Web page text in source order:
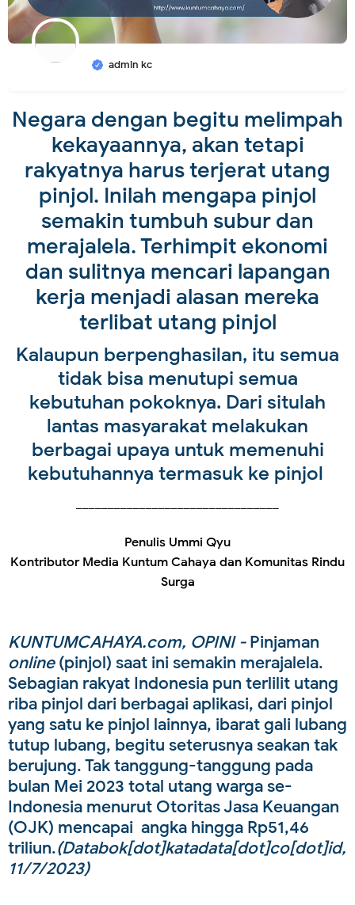
admin kc
Negara dengan begitu melimpah
kekayaannya, akan tetapi
rakyatnya harus terjerat utang
pinjol. Inilah mengapa pinjol
semakin tumbuh subur dan
merajalela. Terhimpit ekonomi
dan sulitnya mencari lapangan
kerja menjadi alasan mereka
terlibat utang pinjol
Kalaupun berpenghasilan, itu semua
tidak bisa menutupi semua
kebutuhan pokoknya. Dari situlah
lantas masyarakat melakukan
berbagai upaya untuk memenuhi
kebutuhannya termasuk ke pinjol
Penulis Ummi Qyu
Kontributor Media Kuntum Cahaya dan Komunitas Rindu
Surga
KUNTUMCAHAYA.com, OPINI -Pinjaman
online(pinjol) saat ini semakin merajalela.
Sebagian rakyat Indonesia pun terlilit utang
riba pinjol dari berbagai aplikasi, dari pinjol
yang satu ke pinjol lainnya, ibarat gali lubang
tutup lubang, begitu seterusnya seakan tak
berujung. Tak tanggung-tanggung pada
bulan Mei 2023 total utang warga se-
Indonesia menurut Otoritas Jasa Keuangan
(OJK) mencapai angka hingga Rp51,46
triliun.(Databok[dot]katadata[dot]co[dot]id,
11/7/2023)